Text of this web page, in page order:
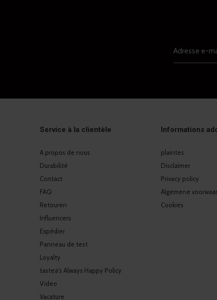
Service à la clientèle
A propos de nous
Durabilité
Contact
FAQ
Retouren
Influencers
Expédier
Panneau de test
Loyalty
tastea's Always Happy Policy
Video
Vacature
Informations
plaintes
Disclaimer
Privacy policy
Algemene
Cookies